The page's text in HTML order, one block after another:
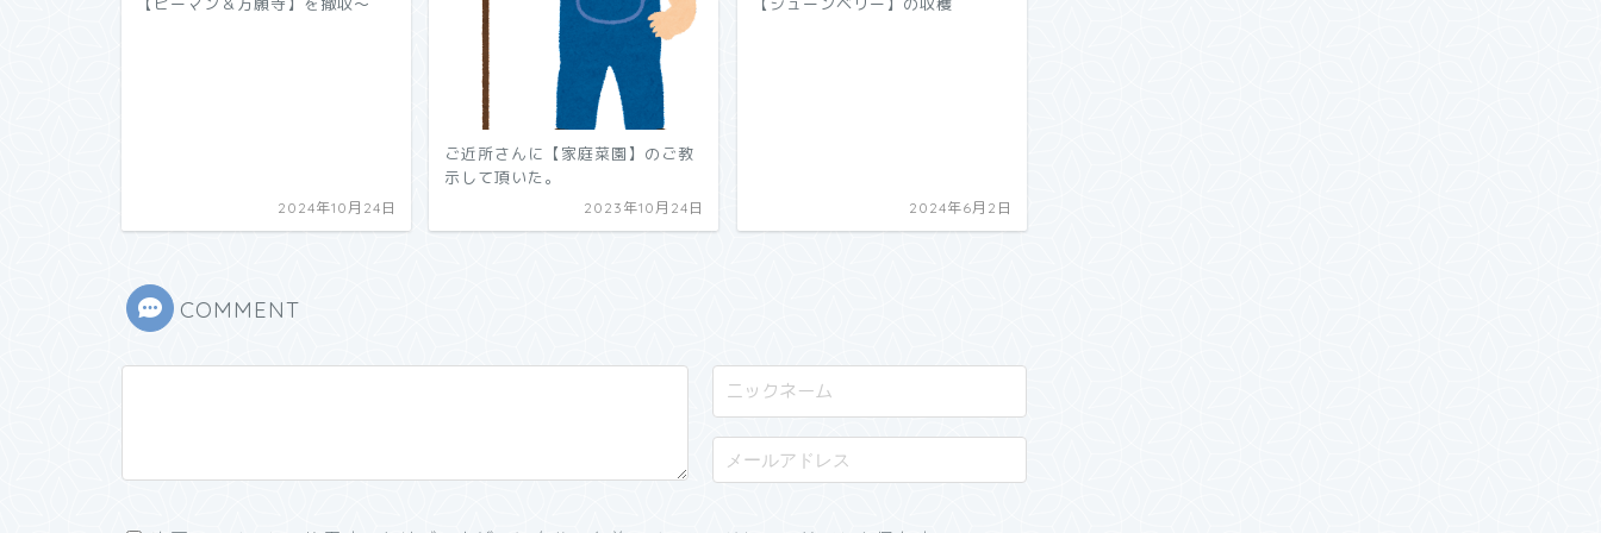
2024年10月24日
ご近所さんに【家庭菜園】のご教
示して頂いた。
2023年10月24日 2024年6月2日
COMMENT